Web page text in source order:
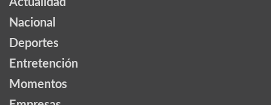
Nacional
Deportes
Entretención
Momentos